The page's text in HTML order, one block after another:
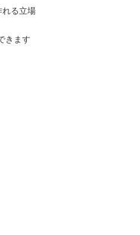
れる立場
きます